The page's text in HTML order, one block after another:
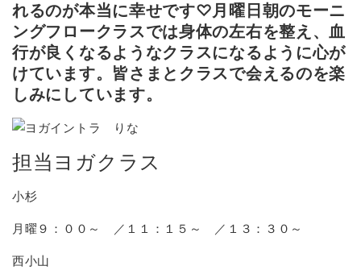
れるのが本当に幸せです♡月曜日朝のモーニ
ングフロークラスでは身体の左右を整え、血
行が良くなるようなクラスになるように心が
けています。皆さまとクラスで会えるのを楽
しみにしています。
担当ヨガクラス
小杉
月曜９：００～ ／１１：１５～ ／１３：３０～
西小山